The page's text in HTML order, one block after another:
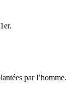
par l’homme.